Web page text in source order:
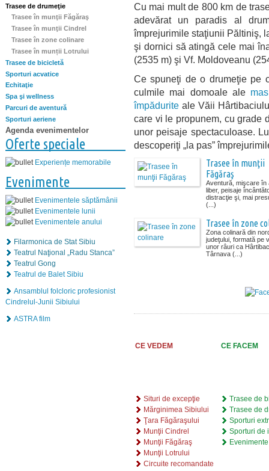
Trasee de drumeţie
Trasee în munţii Făgăraş
Trasee în munţii Cindrel
Trasee în zone colinare
Trasee în munții Lotrului
Trasee de bicicletă
Sporturi acvatice
Echitaţie
Spa şi wellness
Parcuri de aventură
Sporturi aeriene
Agenda evenimentelor
Oferte speciale
Experiențe memorabile
Evenimente
Evenimentele săptămânii
Evenimentele lunii
Evenimentele anului
Filarmonica de Stat Sibiu
Teatrul Naţional „Radu Stanca”
Teatrul Gong
Teatrul de Balet Sibiu
Ansamblul folcloric profesionist
Cindrelul-Junii Sibiului
ASTRA film
Cu mai mult de 800 km de
adevărat un paradis al
împrejurimile staţiunii Păltiniş,
şi dornici să atingă cele mai
(2535 m) şi Vf. Moldoveanu
Ce spuneţi de o drumeţie pe
culmile mai domoale ale
împădurite ale Văii
care vi le propunem, cu grade
unor peisaje spectaculoase.
descoperiţi „la pas”
Trasee în munţii
Făgăraş
Aventură, mişcare în
liber, peisaje
distracţie şi, mai
(...)
Trasee în zone
Zona colinară din
judeţului, formată pe
unor râuri ca
Târnava (...)
CE VEDEM CE FACEM
Situri de excepţie
Mărginimea Sibiului
Ţara Făgăraşului
Munţii Cindrel
Munţii Făgăraş
Munţii Lotrului
Circuite recomandate
Trasee de
Trasee de
Sporturi
Sporturi de